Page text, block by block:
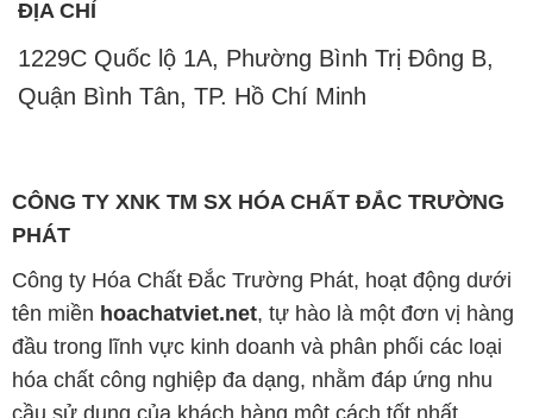
ĐỊA CHỈ
1229C Quốc lộ 1A, Phường Bình Trị Đông B,
Quận Bình Tân, TP. Hồ Chí Minh
CÔNG TY XNK TM SX HÓA CHẤT ĐẮC TRƯỜNG
PHÁT
Công ty Hóa Chất Đắc Trường Phát, hoạt động dưới
tên miền hoachatviet.net, tự hào là một đơn vị hàng
đầu trong lĩnh vực kinh doanh và phân phối các loại
hóa chất công nghiệp đa dạng, nhằm đáp ứng nhu